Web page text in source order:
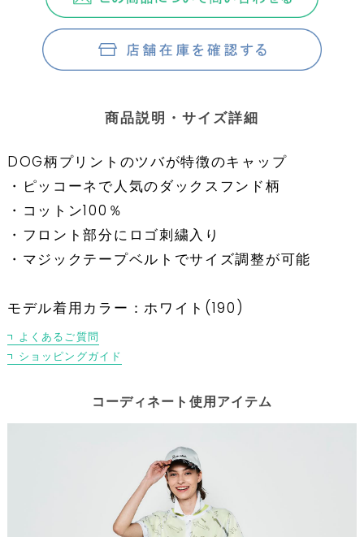
商品説明・サイズ詳細
DOG柄プリントのツバが特徴のキャップ
・ピッコーネで人気のダックスフンド柄
・コットン100％
・フロント部分にロゴ刺繍入り
・マジックテープベルトでサイズ調整が可能
モデル着用カラー：ホワイト(190)
よくあるご質問
ショッピングガイド
コーディネート使用アイテム